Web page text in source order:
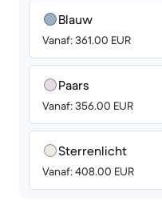
Blauw
Vanaf: 361.00 EUR
Paars
Vanaf: 356.00 EUR
Sterrenlicht
Vanaf: 408.00 EUR